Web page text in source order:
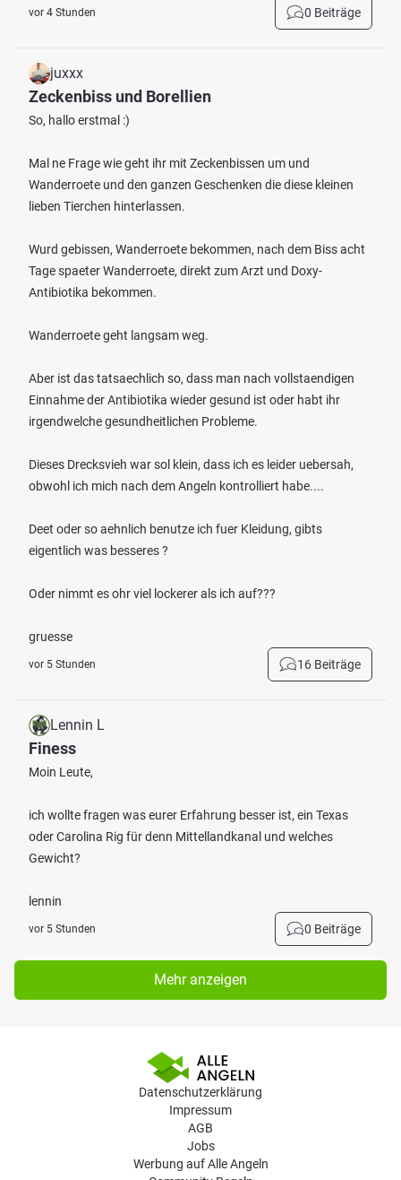
vor 4 Stunden 0 Beiträge
juxxx
Zeckenbiss und Borellien
So, hallo erstmal :)
Mal ne Frage wie geht ihr mit Zeckenbissen um und
Wanderroete und den ganzen Geschenken die diese kleinen
lieben Tierchen hinterlassen.
Wurd gebissen, Wanderroete bekommen, nach dem Biss acht
Tage spaeter Wanderroete, direkt zum Arzt und Doxy-
Antibiotika bekommen.
Wanderroete geht langsam weg.
Aber ist das tatsaechlich so, dass man nach vollstaendigen
Einnahme der Antibiotika wieder gesund ist oder habt ihr
irgendwelche gesundheitlichen Probleme.
Dieses Drecksvieh war sol klein, dass ich es leider uebersah,
obwohl ich mich nach dem Angeln kontrolliert habe....
Deet oder so aehnlich benutze ich fuer Kleidung, gibts
eigentlich was besseres ?
Oder nimmt es ohr viel lockerer als ich auf???
gruesse
vor 5 Stunden 16 Beiträge
Lennin L
Finess
Moin Leute,
ich wollte fragen was eurer Erfahrung besser ist, ein Texas
oder Carolina Rig für denn Mittellandkanal und welches
Gewicht?
lennin
vor 5 Stunden 0 Beiträge
Mehr anzeigen
Datenschutzerklärung
Impressum
AGB
Jobs
Werbung auf Alle Angeln